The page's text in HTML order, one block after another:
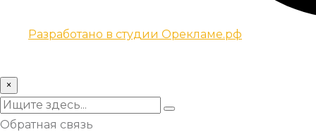
Разработано в студии Орекламе.рф
×
Обратная связь